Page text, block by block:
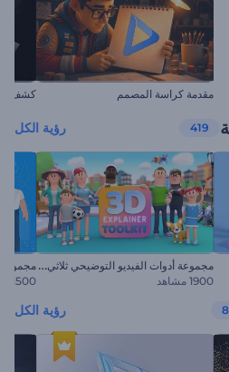
مقدمة كراسة المصمم كشف
419 رؤية الكل
م
جموعة أدوات الفيديو التوضيحي ثلاثي الأبعاد
1900 مشاهد
مجموعة
1500 مشاهد
رؤية الكل